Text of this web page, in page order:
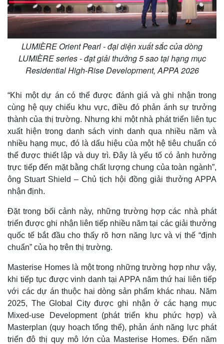
Thế giới
Cuộc sống đó đây
Hồ sơ
Ảnh
E-Magazine
Infographic
LUMIÈRE Orient Pearl - đại diện xuất sắc của dòng
LUMIÈRE series - đạt giải thưởng 5 sao tại hạng mục
Residential High-Rise Development, APPA 2026
“Khi một dự án có thể được đánh giá và ghi nhận trong
cùng hệ quy chiếu khu vực, điều đó phản ánh sự trưởng
thành của thị trường. Nhưng khi một nhà phát triển liên tục
xuất hiện trong danh sách vinh danh qua nhiều năm và
nhiều hạng mục, đó là dấu hiệu của một hệ tiêu chuẩn có
thể được thiết lập và duy trì. Đây là yếu tố có ảnh hưởng
trực tiếp đến mặt bằng chất lượng chung của toàn ngành”,
ông Stuart Shield – Chủ tịch hội đồng giải thưởng APPA
nhận định.
Đặt trong bối cảnh này, những trường hợp các nhà phát
triển được ghi nhận liên tiếp nhiều năm tại các giải thưởng
quốc tế bắt đầu cho thấy rõ hơn năng lực và vị thế “định
chuẩn” của họ trên thị trường.
Masterise Homes là một trong những trường hợp như vậy,
khi tiếp tục được vinh danh tại APPA năm thứ hai liên tiếp
với các dự án thuộc hai dòng sản phẩm khác nhau. Năm
2025, The Global City được ghi nhận ở các hạng mục
Mixed-use Development (phát triển khu phức hợp) và
Masterplan (quy hoạch tổng thể), phản ánh năng lực phát
triển đô thị quy mô lớn của Masterise Homes. Đến năm